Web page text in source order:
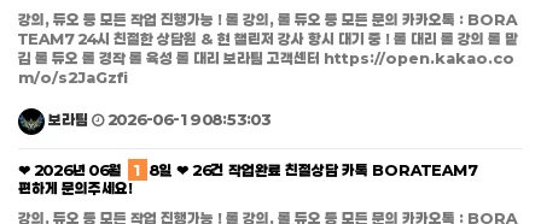
강의, 듀오 등 모든 작업 진행가능 ! 롤 강의, 롤 듀오 등 모든 문의 카카오톡 : BORA
TEAM7 24시 친절한 상담원 & 현 챌린저 강사 항시 대기 중 ! 롤 대리 롤 강의 롤 맡
김 롤 듀오 롤 경작 롤 육성 롤 대리 보라팀 고객센터 https://open.kakao.co
m/o/s2JaGzfi
보라팀 2026-06-19 08:53:03
❤ 2026년 06월 1 8일 ❤ 26건 작업완료 친절상담 카톡 BORATEAM7
편하게 문의주세요!
강의, 듀오 등 모든 작업 진행가능 ! 롤 강의, 롤 듀오 등 모든 문의 카카오톡 : BORA